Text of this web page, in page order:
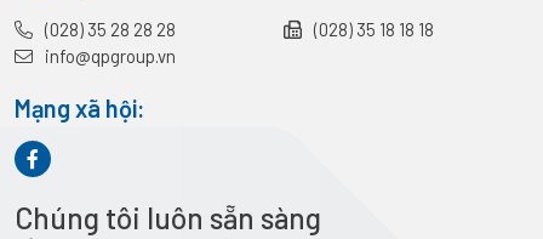
(028) 35 28 28 28
(028) 35 18 18 18
info@qpgroup.vn
Mạng xã hội:
Chúng tôi luôn sẵn sàng